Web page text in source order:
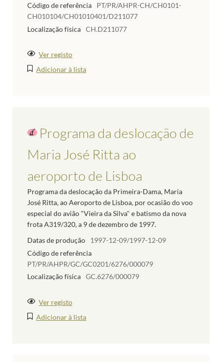
Código de referência
PT/PR/AHPR-CH/CH0101-
CH010104/CH01010401/D211077
Localização física CH.D211077
Ver registo
Adicionar à lista
Programa da deslocação de
Maria José Ritta ao
aeroporto de Lisboa
Programa da deslocação da Primeira-Dama, Maria
José Ritta, ao Aeroporto de Lisboa, por ocasião do voo
especial do avião "Vieira da Silva" e batismo da nova
frota A319/320, a 9 de dezembro de 1997.
Datas de produção
1997-12-09/1997-12-09
Código de referência
PT/PR/AHPR/GC/GC0201/6276/000079
Localização física GC.6276/000079
Ver registo
Adicionar à lista